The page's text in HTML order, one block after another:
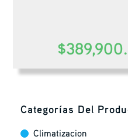
$
Categorías Del
Climatizacion